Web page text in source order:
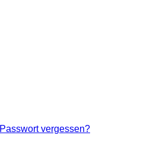
Passwort vergessen?